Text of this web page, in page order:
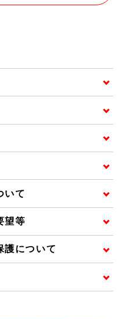
いて
望等
護について